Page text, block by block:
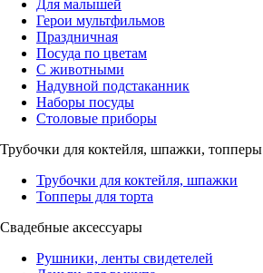
Для малышей
Герои мультфильмов
Праздничная
Посуда по цветам
С животными
Надувной подстаканник
Наборы посуды
Столовые приборы
Трубочки для коктейля, шпажки, топперы
Трубочки для коктейля, шпажки
Топперы для торта
Свадебные аксессуары
Рушники, ленты свидетелей